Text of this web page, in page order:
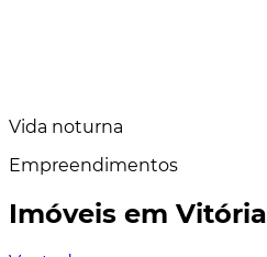
Vida noturna
Empreendimentos
Imóveis em Vitória